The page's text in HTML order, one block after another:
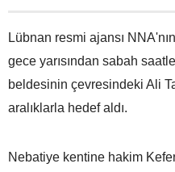
Lübnan resmi ajansı
gece yarısından sabah
beldesinin çevresindeki Ali
aralıklarla hedef aldı.
Nebatiye kentine hakim